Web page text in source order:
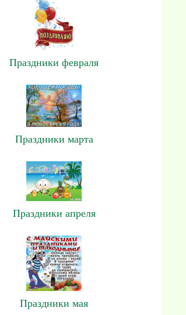
Праздники февраля
Праздники марта
Праздники апреля
Праздники мая